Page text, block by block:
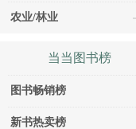
农业/林业
当当图书榜
图书畅销榜
新书热卖榜